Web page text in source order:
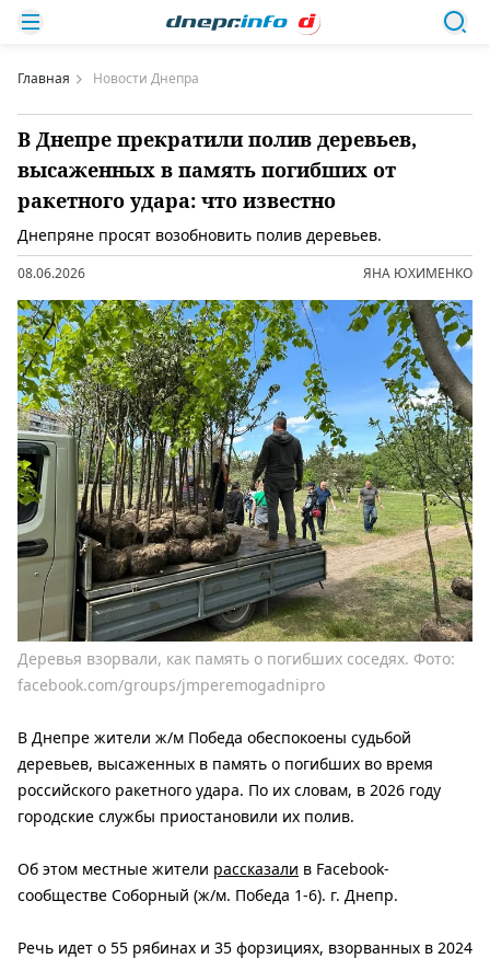
Главная Новости Днепра
В Днепре прекратили полив деревьев,
высаженных в память погибших от
ракетного удара: что известно
Днепряне просят возобновить полив деревьев.
08.06.2026 ЯНА ЮХИМЕНКО
Деревья взорвали, как память о погибших соседях. Фото:
facebook.com/groups/jmperemogadnipro
В Днепре жители ж/м Победа обеспокоены судьбой
деревьев, высаженных в память о погибших во время
российского ракетного удара. По их словам, в 2026 году
городские службы приостановили их полив.
Об этом местные жители рассказали в Facebook-
сообществе Соборный (ж/м. Победа 1-6). г. Днепр.
Речь идет о 55 рябинах и 35 форзициях, взорванных в 2024